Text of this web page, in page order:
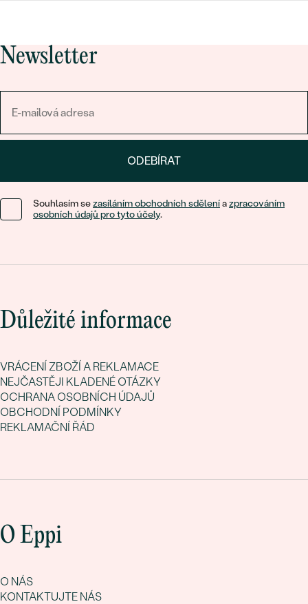
Newsletter
ODEBÍRAT
Souhlasím sezasíláním obchodních sděleníazpracováním
osobních údajů pro tyto účely.
Důležité informace
VRÁCENÍ ZBOŽÍ A REKLAMACE
NEJČASTĚJI KLADENÉ OTÁZKY
OCHRANA OSOBNÍCH ÚDAJŮ
OBCHODNÍ PODMÍNKY
REKLAMAČNÍ ŘÁD
O Eppi
O NÁS
KONTAKTUJTE NÁS